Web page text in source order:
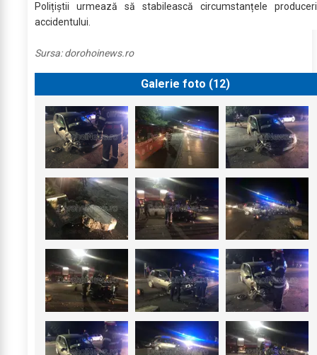
Polițiștii urmează să stabilească circumstanțele
accidentului.
Sursa:dorohoinews.ro
Galerie foto (12)